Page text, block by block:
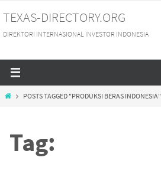
to
content
TEXAS-DIRECTORY.ORG
DIREKTORI INTERNASIONAL INVESTOR INDONESIA
HOMEPOSTS TAGGED "PRODUKSI BERAS INDONESIA"
Tag: